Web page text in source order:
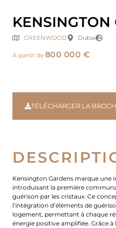
KENSINGTON
GREENWOOD Dubai
À partir de 800 000 €
TÉLÉCHARGER LA
Kensington Gardens marque une
introduisant la première
guérison par les cristaux. Ce
l’intégration d’éléments de
logement, permettant à chaque
énergie positive amplifiée. Grâce